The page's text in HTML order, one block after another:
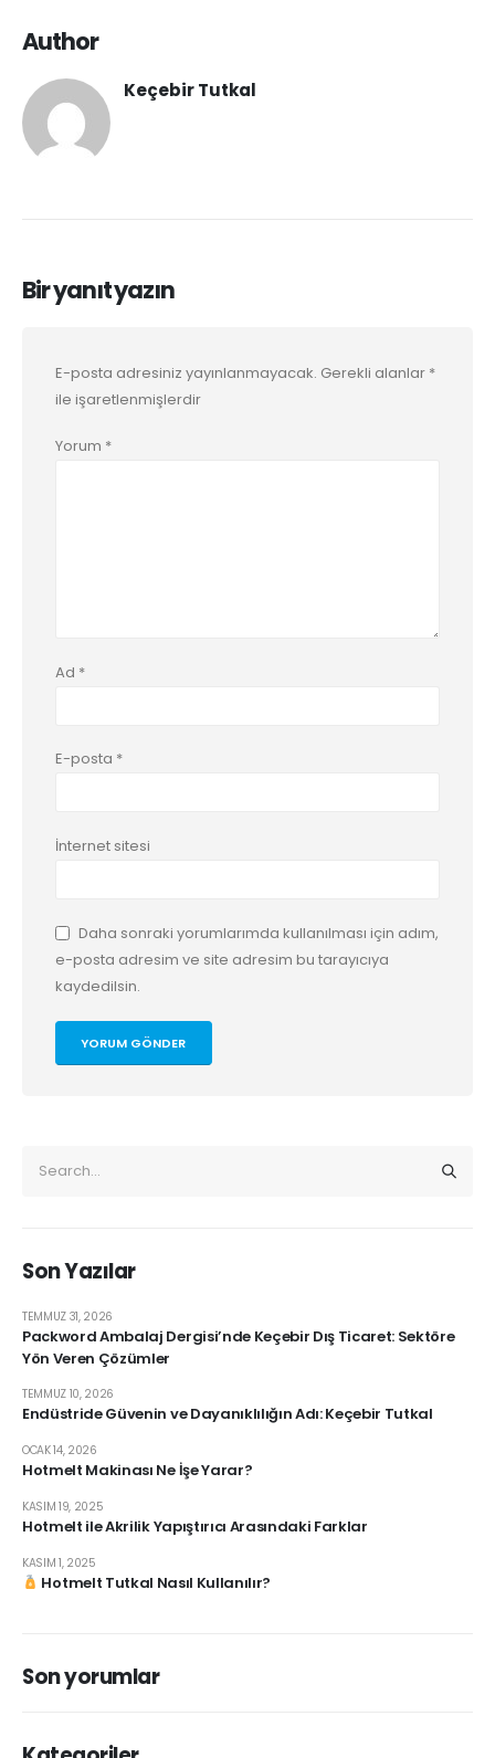
Author
Keçebir Tutkal
Bir yanıt yazın
E-posta adresiniz yayınlanmayacak. Gerekli alanlar *
ile işaretlenmişlerdir
Yorum *
Ad *
E-posta *
İnternet sitesi
Daha sonraki yorumlarımda kullanılması için adım,
e-posta adresim ve site adresim bu tarayıcıya
kaydedilsin.
Son Yazılar
Packword Ambalaj Dergisi’nde Keçebir Dış Ticaret: Sektöre
Yön Veren Çözümler
TEMMUZ 31, 2026
Endüstride Güvenin ve Dayanıklılığın Adı: Keçebir Tutkal
TEMMUZ 10, 2026
Hotmelt Makinası Ne İşe Yarar?
OCAK 14, 2026
Hotmelt ile Akrilik Yapıştırıcı Arasındaki Farklar
KASIM 19, 2025
Hotmelt Tutkal Nasıl Kullanılır?
KASIM 1, 2025
Son yorumlar